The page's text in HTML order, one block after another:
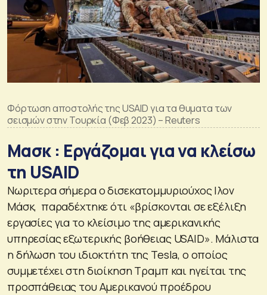
Φόρτωση αποστολής της USAID για τα θυματα των
σεισμών στην Τουρκία (Φεβ 2023) – Reuters
Μασκ : Εργάζομαι για να κλείσω
τη USAID
Νωριτερα σήμερα ο δισεκατομμυριούχος Ιλον
Μάσκ, παραδέχτηκε ότι «βρίσκονται σε εξέλιξη
εργασίες για το κλείσιμο της αμερικανικής
υπηρεσίας εξωτερικής βοήθειας USAID». Μάλιστα
η δήλωση του ιδιοκτήτη της Tesla, ο οποίος
συμμετέχει στη διοίκηση Τραμπ και ηγείται της
προσπάθειας του Αμερικανού προέδρου